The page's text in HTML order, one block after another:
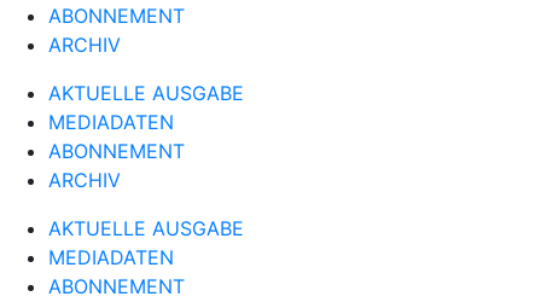
ABONNEMENT
ARCHIV
AKTUELLE AUSGABE
MEDIADATEN
ABONNEMENT
ARCHIV
AKTUELLE AUSGABE
MEDIADATEN
ABONNEMENT